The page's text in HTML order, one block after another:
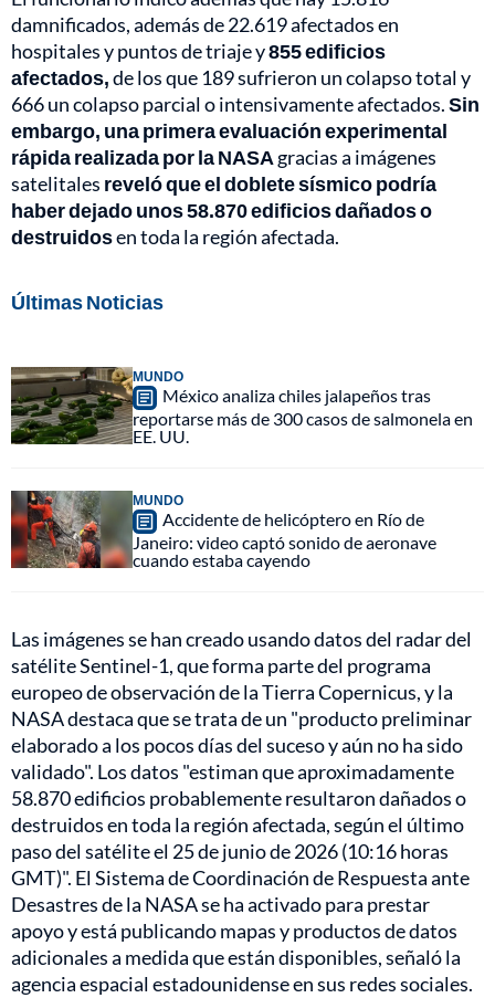
damnificados, además de 22.619 afectados en
hospitales y puntos de triaje y855 edificios
afectados,de los que 189 sufrieron un colapso total y
666 un colapso parcial o intensivamente afectados.Sin
embargo, una primera evaluación experimental
rápida realizada por la NASA gracias a imágenes
satelitales reveló que el doblete sísmico podría
haber dejado unos 58.870 edificios dañados o
destruidosen toda la región afectada.
Últimas Noticias
MUNDO
México analiza chiles jalapeños tras
reportarse más de 300 casos de salmonela en
EE. UU.
MUNDO
Accidente de helicóptero en Río de
Janeiro: video captó sonido de aeronave
cuando estaba cayendo
Las imágenes se han creado usando datos del radar del
satélite Sentinel-1, que forma parte del programa
europeo de observación de la Tierra Copernicus, y la
NASA destaca que se trata de un "producto preliminar
elaborado a los pocos días del suceso y aún no ha sido
validado". Los datos "estiman que aproximadamente
58.870 edificios probablemente resultaron dañados o
destruidos en toda la región afectada, según el último
paso del satélite el 25 de junio de 2026 (10:16 horas
GMT)". El Sistema de Coordinación de Respuesta ante
Desastres de la NASA se ha activado para prestar
apoyo y está publicando mapas y productos de datos
adicionales a medida que están disponibles, señaló la
agencia espacial estadounidense en sus redes sociales.